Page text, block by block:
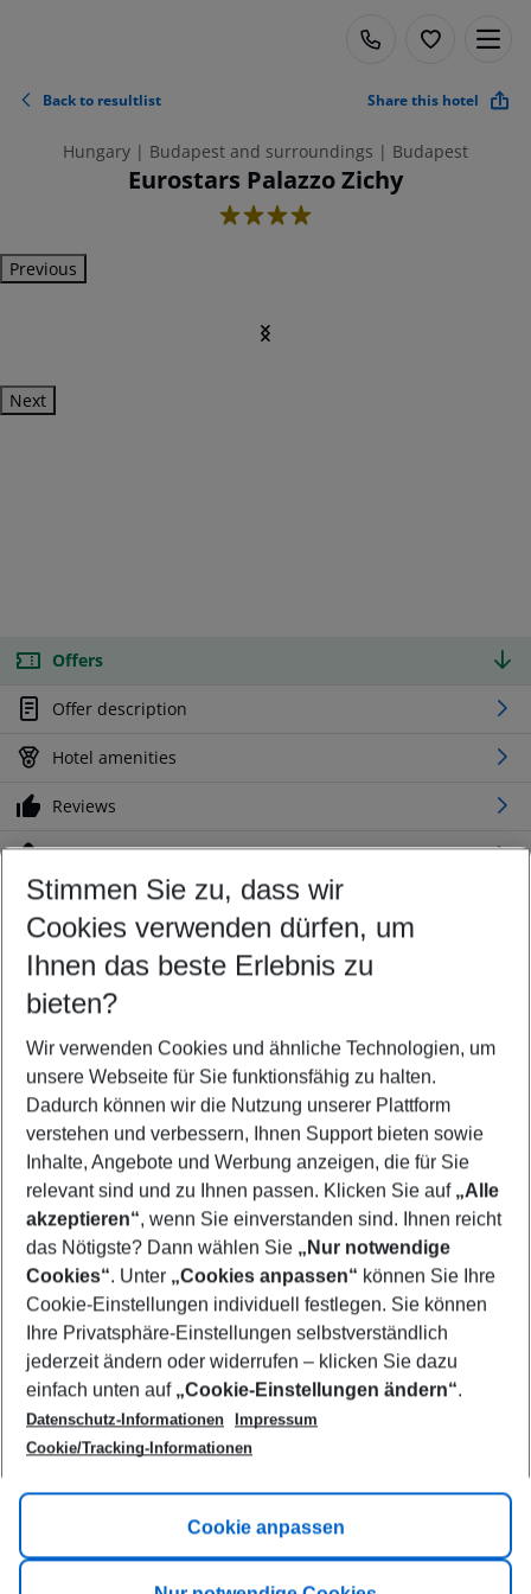
Back to resultlist Share this hotel
Hungary | Budapest and surroundings | Budapest
Eurostars Palazzo Zichy
4
Previous
Next
Offers
Offer description
Hotel amenities
Reviews
Location
Customize your offer
Find the perfect deal which suits your best
Your departure airport
Any airport
Select your date range
11/08/26–09/08/27 5-8 nights
Who will travel
2 adults No children
Show more filter
Footer
Footer navigation
Title A
Link A
Stimmen Sie zu, dass wir
Cookies verwenden dürfen, um
Ihnen das beste Erlebnis zu
bieten?
Wir verwenden Cookies und ähnliche Technologien, um
unsere Webseite für Sie funktionsfähig zu halten.
Dadurch können wir die Nutzung unserer Plattform
verstehen und verbessern, Ihnen Support bieten sowie
Inhalte, Angebote und Werbung anzeigen, die für Sie
relevant sind und zu Ihnen passen. Klicken Sie auf „Alle
akzeptieren“, wenn Sie einverstanden sind. Ihnen reicht
das Nötigste? Dann wählen Sie „Nur notwendige
Cookies“. Unter „Cookies anpassen“ können Sie Ihre
Cookie-Einstellungen individuell festlegen. Sie können
Ihre Privatsphäre-Einstellungen selbstverständlich
jederzeit ändern oder widerrufen – klicken Sie dazu
einfach unten auf „Cookie-Einstellungen ändern“.
Datenschutz-Informationen
Impressum
Cookie/Tracking-Informationen
Cookie anpassen